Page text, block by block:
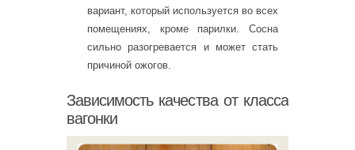
вариант, который используется во всех
помещениях, кроме парилки. Сосна
сильно разогревается и может стать
причиной ожогов.
Зависимость качества от класса
вагонки